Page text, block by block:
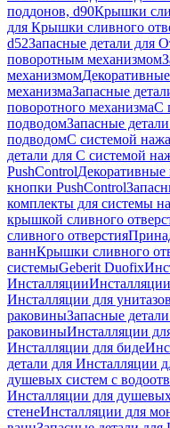
поддонов, d90Крышки
для Крышки сливного
d52Запасные детали для
поворотным механизмом
механизмом
механизмаЗапасные
поворотного механизмаС
подводомЗапасные
подводомС системой
детали для С системой
PushControlДекоративные
кнопки PushControl
комплекты для системы
крышкой сливного
сливного отверстия
ваннКрышки сливного
системыGeberit Duofix
Инсталляции
Инсталляции для унитазов
раковиныЗапасные
раковиныИнсталляции
Инсталляции для биде
детали для Инсталляции
душевых систем с
Инсталляции для
стенеИнсталляции для